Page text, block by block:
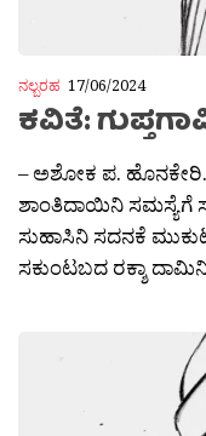
ನಲ್ಬರಹ 17/06/2024
ಕವಿತೆ:
– ಅಶೋಕ ಪ.
ಶಾಂತಿದಾಯಿನಿ ಸಮಸ್ಯೆಗೆ
ಸುಹಾಸಿನಿ ಸದನಕೆ
ಸಕುಂಟಬದ ರಕ್ಶಾ